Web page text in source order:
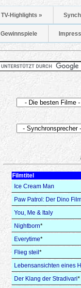
TV-Highlights »
Gewinnspiele
Filmtitel
Ice Cream Man
Paw Patrol: Der Dino
You, Me & Italy
Nightborn*
Everytime*
Flieg steil *
Lebensansichten eines
Der Klang der Stradivari*